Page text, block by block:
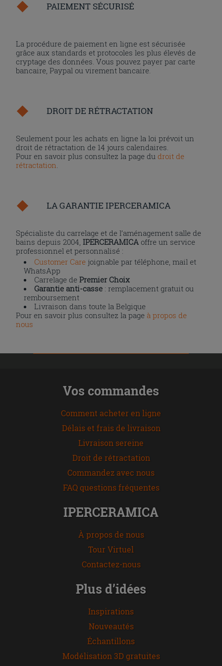
PAIEMENT SÉCURISÉ
La procédure de paiement en ligne est sécurisée
grâce aux standards et protocoles les plus élevés de
cryptage des données. Vous pouvez payer par carte
bancaire, Paypal ou virement bancaire.
DROIT DE RÉTRACTATION
Seulement pour les achats en ligne la loi prévoit un
droit de rétractation de 14 jours calendaires.
Pour en savoir plus consultez la page dudroit de
rétractation
LA GARANTIE IPERCERAMICA
Spécialiste du carrelage et de l’aménagement salle de
bains depuis 2004,IPERCERAMICA offre un service
professionnel et personnalisé :
Customer Care joignable par téléphone, mail et
WhatsApp
Carrelage dePremier Choix
Garantie anti-casse : remplacement gratuit ou
remboursement
Livraison dans toute la Belgique
Pour en savoir plus consultez la page à propos de
nous
Vos commandes
Comment acheter en ligne
Délais et frais de livraison
Livraison sereine
Droit de rétractation
Commandez avec nous
FAQ questions fréquentes
IPERCERAMICA
À propos de nous
Tour Virtuel
Contactez-nous
Plus d’idées
Inspirations
Nouveautés
Échantillons
Modélisation 3D gratuites